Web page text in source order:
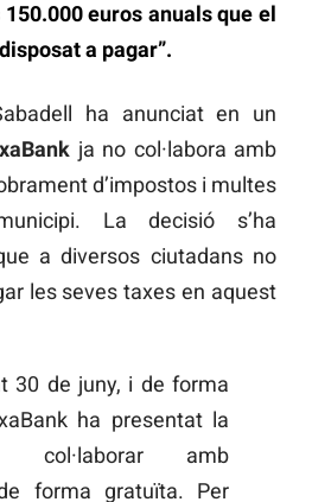
150.000 euros anuals que el
a pagar”.
ha anunciat en un
ja no col·labora amb
d’impostos i multes
La decisió s’ha
a diversos ciutadans no
les seves taxes en aquest
30 de juny, i de forma
ha presentat la
col·laborar amb
forma gratuïta. Per